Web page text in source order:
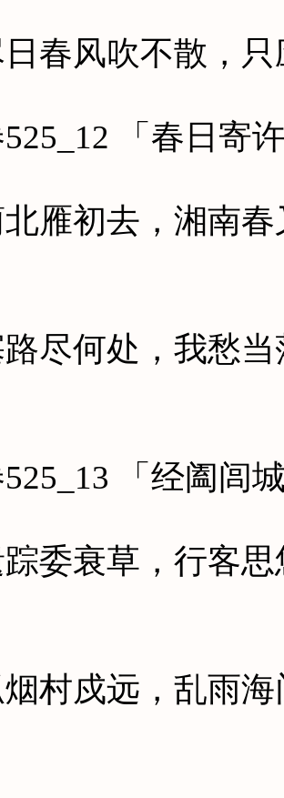
风吹不散，只
「春日寄许
初去，湘南春
何处，我愁当
「经阖闾
衰草，行客思
戍远，乱雨海